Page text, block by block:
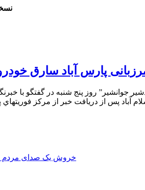
پارس آباد سارق
اين شهرستان خبر داد. سرهنگ “اردشير جوانشير” روز پنج شنبه در
خروش یک صدای مردم